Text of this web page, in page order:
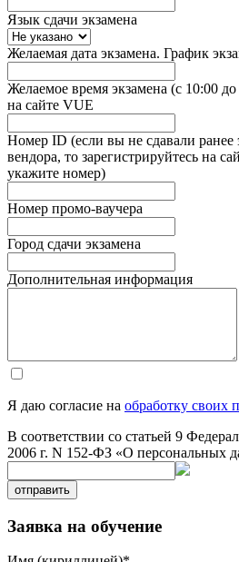
Язык сдачи экзамена
Желаемая дата экзамена. График
Желаемое время экзамена (с 10:00
на сайте VUE
Номер ID (если вы не сдавали ранее
вендора, то зарегистрируйтесь на
укажите номер)
Номер промо-ваучера
Город сдачи экзамена
Дополнительная информация
Я даю согласие на обработку своих
В соответствии со статьей 9
2006 г. N 152-ФЗ «О персональных
отправить
Заявка на обучение